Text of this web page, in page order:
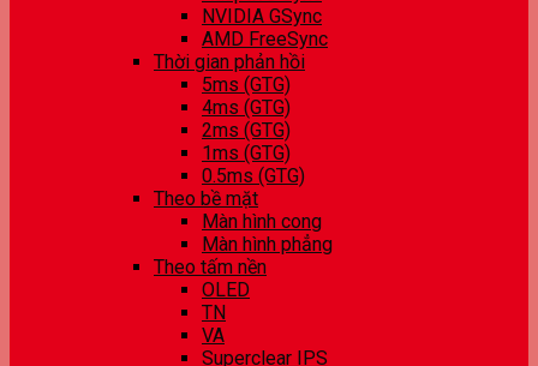
NVIDIA GSync
AMD FreeSync
Thời gian phản hồi
5ms (GTG)
4ms (GTG)
2ms (GTG)
1ms (GTG)
0.5ms (GTG)
Theo bề mặt
Màn hình cong
Màn hình phẳng
Theo tấm nền
OLED
TN
VA
Superclear IPS